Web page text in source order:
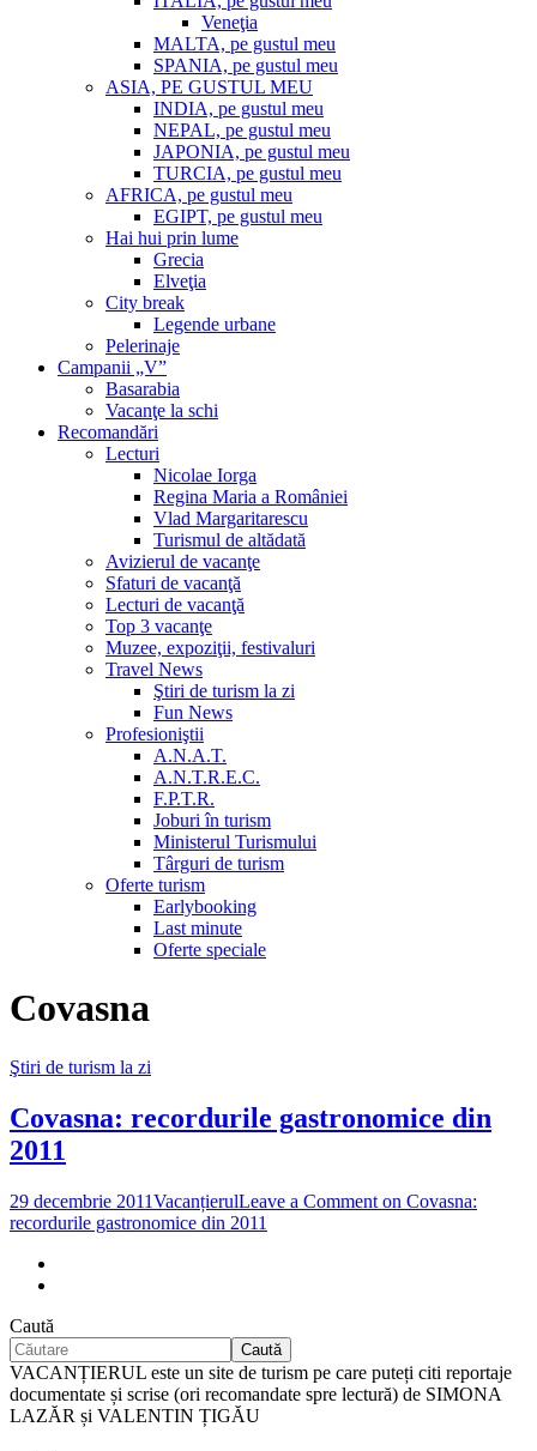
Veneţia
MALTA, pe gustul meu
SPANIA, pe gustul meu
ASIA, PE GUSTUL MEU
INDIA, pe gustul meu
NEPAL, pe gustul meu
JAPONIA, pe gustul meu
TURCIA, pe gustul meu
AFRICA, pe gustul meu
EGIPT, pe gustul meu
Hai hui prin lume
Grecia
Elveţia
City break
Legende urbane
Pelerinaje
Campanii „V”
Basarabia
Vacanţe la schi
Recomandări
Lecturi
Nicolae Iorga
Regina Maria a României
Vlad Margaritarescu
Turismul de altădată
Avizierul de vacanţe
Sfaturi de vacanţă
Lecturi de vacanţă
Top 3 vacanţe
Muzee, expoziţii, festivaluri
Travel News
Ştiri de turism la zi
Fun News
Profesioniştii
A.N.A.T.
A.N.T.R.E.C.
F.P.T.R.
Joburi în turism
Ministerul Turismului
Târguri de turism
Oferte turism
Earlybooking
Last minute
Oferte speciale
Covasna
Ştiri de turism la zi
Covasna: recordurile gastronomice din
2011
29 decembrie 2011VacanțierulLeave a Comment on Covasna:
recordurile gastronomice din 2011
Caută
Caută
VACANȚIERUL este un site de turism pe care puteți citi reportaje
documentate și scrise (ori recomandate spre lectură) de SIMONA
LAZĂR și VALENTIN ȚIGĂU